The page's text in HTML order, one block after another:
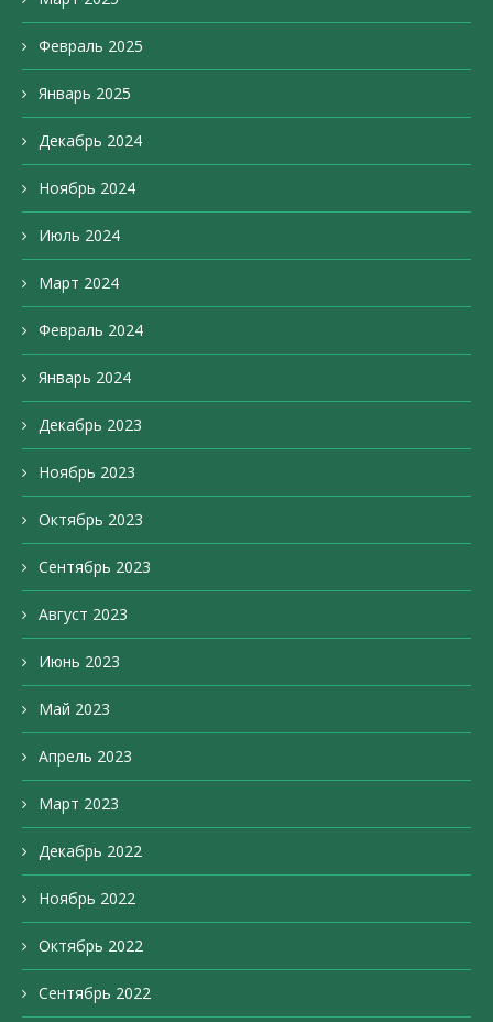
Февраль 2025
Январь 2025
Декабрь 2024
Ноябрь 2024
Июль 2024
Март 2024
Февраль 2024
Январь 2024
Декабрь 2023
Ноябрь 2023
Октябрь 2023
Сентябрь 2023
Август 2023
Июнь 2023
Май 2023
Апрель 2023
Март 2023
Декабрь 2022
Ноябрь 2022
Октябрь 2022
Сентябрь 2022